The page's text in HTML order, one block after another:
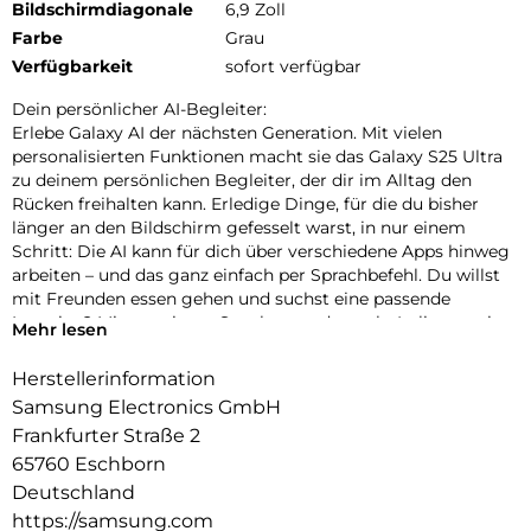
Bildschirmdiagonale
6,9 Zoll
Farbe
Grau
Verfügbarkeit
sofort verfügbar
Dein persönlicher AI-Begleiter:
Erlebe Galaxy AI der nächsten Generation. Mit vielen
personalisierten Funktionen macht sie das Galaxy S25 Ultra
zu deinem persönlichen Begleiter, der dir im Alltag den
Rücken freihalten kann. Erledige Dinge, für die du bisher
länger an den Bildschirm gefesselt warst, in nur einem
Schritt: Die AI kann für dich über verschiedene Apps hinweg
arbeiten – und das ganz einfach per Sprachbefehl. Du willst
mit Freunden essen gehen und suchst eine passende
Location? Mit nur einem Satz kannst du nach „Italiener mit
und die Zusammenfassung direkt in euren Gruppenchat
Auch darum kann sich jetzt dein Galaxy S25 Ultra kümmern.
In Form von automatischen Now Briefs versorgt es dich mit
Tipps und Updates rund um deine Routinen. Auf deiner
täglichen Strecke zum Büro ist heute viel Verkehr? Schon
erhältst du die Mitteilung, dass du 10 Minuten früher
Mehr lesen
Herstellerinformation
Samsung Electronics GmbH
Frankfurter Straße 2
65760 Eschborn
Deutschland
https://samsung.com